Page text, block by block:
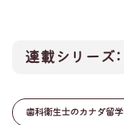
連載シリーズ:
歯科衛生士のカナダ留学